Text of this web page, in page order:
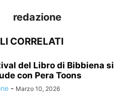
redazione
CORRELATI
del Libro di Bibbiena si
con Pera Toons
- Marzo 10, 2026